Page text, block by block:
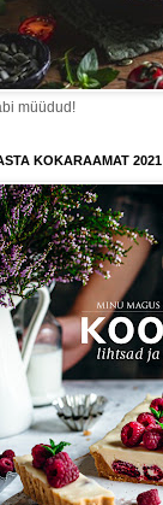
müüdud!
KOKARAAMAT 2021